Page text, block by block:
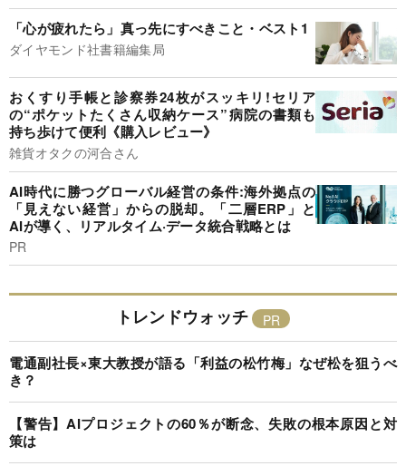
「心が疲れたら」真っ先にすべきこと・ベスト1
ダイヤモンド社書籍編集局
おくすり手帳と診察券24枚がスッキリ!セリア
の“ポケットたくさん収納ケース”病院の書類も
持ち歩けて便利《購入レビュー》
雑貨オタクの河合さん
AI時代に勝つグローバル経営の条件:海外拠点の
「見えない経営」からの脱却。「二層ERP」と
AIが導く、リアルタイム·データ統合戦略とは
PR
トレンドウォッチ
電通副社長×東大教授が語る「利益の松竹梅」なぜ松を狙うべ
き？
【警告】AIプロジェクトの60％が断念、失敗の根本原因と対
策は